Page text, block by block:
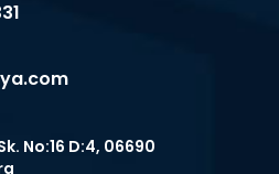
No:16 D:4, 06690